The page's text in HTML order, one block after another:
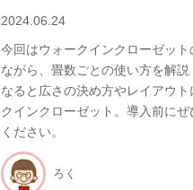
2024.06.24
今回はウォークインクローゼット
ながら、畳数ごとの使い方を解説
なると広さの決め方やレイアウ
クインクローゼット。導入前に
ください。
ろく